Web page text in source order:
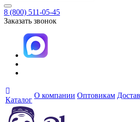
8 (800) 511-05-45
Заказать звонок
Каталог
О компании Оптовикам